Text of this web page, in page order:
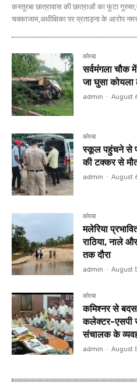
कस्तूरबा छात्रावास की छात्राओं का फूटा
चक्काजाम,अधीक्षिका पर प्रताड़ना के आरोप
कोरबा
सर्वमंगला चौक
जा घुसा
admin - August
कोरबा
स्कूल पहुंचने से
की टक्कर से
admin - August
कोरबा
मलेरिया
राठिया, नाले
तक दौरा
admin - August
कोरबा
कमिश्नर से
कलेक्टर-एसपी से
संचालक के
admin - August